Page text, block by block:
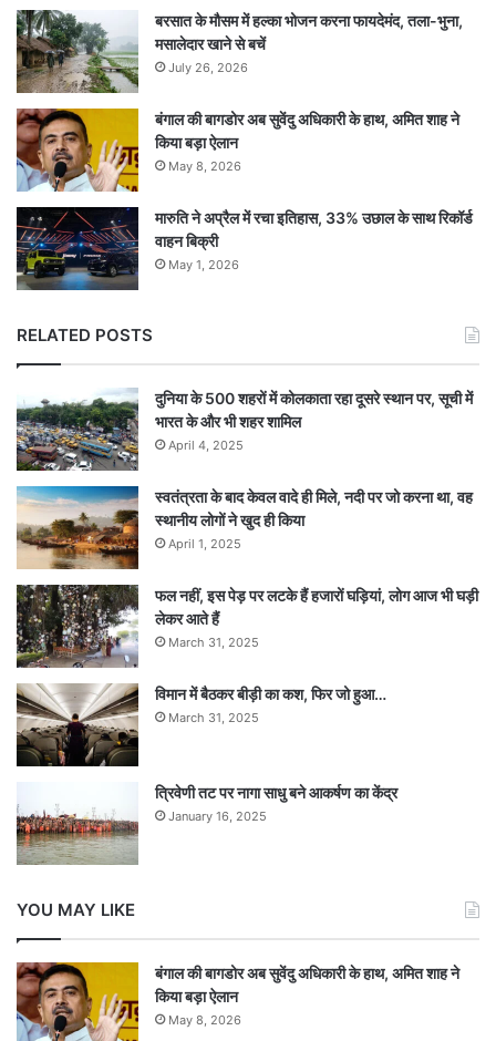
बरसात के मौसम में हल्का भोजन करना फायदेमंद, तला-भुना,
मसालेदार खाने से बचें
July 26, 2026
बंगाल की बागडोर अब सुवेंदु अधिकारी के हाथ, अमित शाह ने
किया बड़ा ऐलान
May 8, 2026
मारुति ने अप्रैल में रचा इतिहास, 33% उछाल के साथ रिकॉर्ड
वाहन बिक्री
May 1, 2026
RELATED POSTS
दुनिया के 500 शहरों में कोलकाता रहा दूसरे स्थान पर, सूची में
भारत के और भी शहर शामिल
April 4, 2025
स्वतंत्रता के बाद केवल वादे ही मिले, नदी पर जो करना था, वह
स्थानीय लोगों ने खुद ही किया
April 1, 2025
फल नहीं, इस पेड़ पर लटके हैं हजारों घड़ियां, लोग आज भी घड़ी
लेकर आते हैं
March 31, 2025
विमान में बैठकर बीड़ी का कश, फिर जो हुआ…
March 31, 2025
त्रिवेणी तट पर नागा साधु बने आकर्षण का केंद्र
January 16, 2025
YOU MAY LIKE
बंगाल की बागडोर अब सुवेंदु अधिकारी के हाथ, अमित शाह ने
किया बड़ा ऐलान
May 8, 2026